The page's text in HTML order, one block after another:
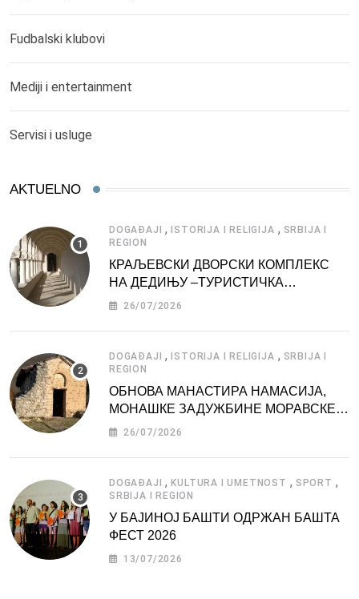
Fudbalski klubovi
Mediji i entertainment
Servisi i usluge
AKTUELNO
DOGAĐAJI , ISTORIJA I RELIGIJA , SRBIJA I
REGION
КРАЉЕВСКИ ДВОРСКИ КОМПЛЕКС
НА ДЕДИЊУ –ТУРИСТИЧКА
АТРАКЦИЈА
26/07/2026
DOGAĐAJI , ISTORIJA I RELIGIJA , SRBIJA I
REGION
ОБНОВА МАНАСТИРА НАМАСИЈА,
МОНАШКЕ ЗАДУЖБИНЕ МОРАВСКЕ
СРБИЈЕ
26/07/2026
DOGAĐAJI ,KULTURA I UMETNOST , SPORT ,
SRBIJA I REGION
У БАЈИНОЈ БАШТИ ОДРЖАН БАШТА
ФЕСТ 2026
13/07/2026